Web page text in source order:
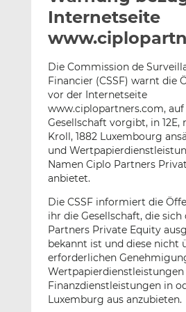
l
a
n
n
k
e
I
t
e
i
l
e
c
e
b
o
t
e
i
l
e
Internetseite
Die Commission de
Financier (CSSF) warnt die
vor der Internetseite
www.ciplopartners.com,
Gesellschaft vorgibt, in 12E,
Kroll, 1882 Luxembourg
und
Namen Ciplo Partners
anbietet.
Die CSSF informiert die
ihr die Gesellschaft, die sich
Partners Private Equity
bekannt ist und diese nicht
erforderlichen
Wertpapierdienstleistungen
Finanzdienstleistungen in
Luxemburg aus anzubieten.